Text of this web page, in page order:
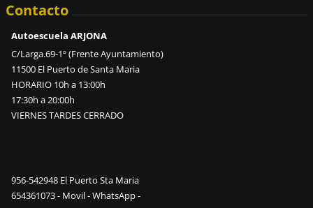
Contacto
Autoescuela ARJONA
C/Larga.69-1º (Frente Ayuntamiento)
11500 El Puerto de Santa Maria
HORARIO 10h a 13:00h
17:30h a 20:00h
VIERNES TARDES CERRADO
956-542948 El Puerto Sta Maria
654361073 - Movil - WhatsApp -